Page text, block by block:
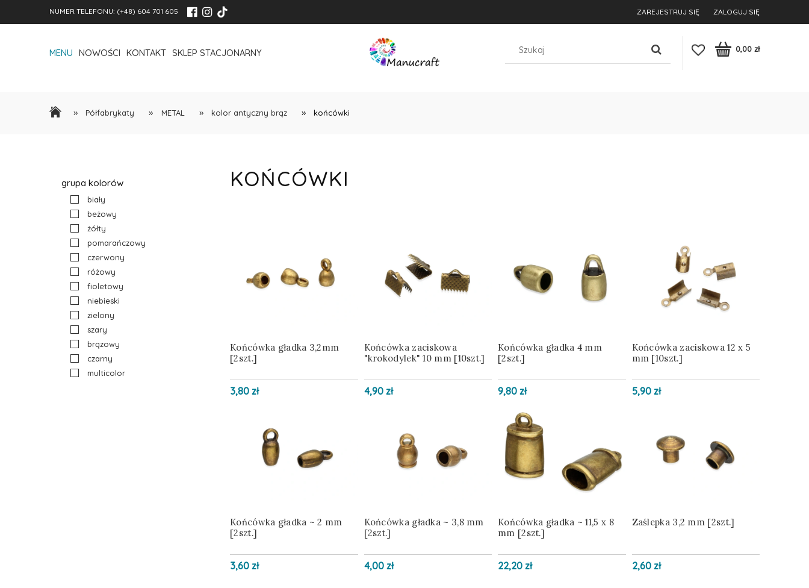
NUMER TELEFONU: (+48) 604 701 605 ZAREJESTRUJ SIĘ ZALOGUJ SIĘ
MENU NOWOŚCI KONTAKT SKLEP STACJONARNY 0,00 zł
» Półfabrykaty » METAL » kolor antyczny brąz » końcówki
grupa kolorów
biały
beżowy
żółty
pomarańczowy
czerwony
różowy
fioletowy
niebieski
zielony
szary
brązowy
czarny
multicolor
KOŃCÓWKI
Końcówka gładka 3,2mm
[2szt.]
3,80 zł
Końcówka zaciskowa
"krokodylek" 10 mm [10szt.]
4,90 zł
Końcówka gładka 4 mm
[2szt.]
9,80 zł
Końcówka zaciskowa 12 x 5
mm [10szt.]
5,90 zł
Końcówka gładka ~ 2 mm
[2szt.]
3,60 zł
Końcówka gładka ~ 3,8 mm
[2szt.]
4,00 zł
Końcówka gładka ~ 11,5 x 8
mm [2szt.]
22,20 zł
Zaślepka 3,2 mm [2szt.]
2,60 zł